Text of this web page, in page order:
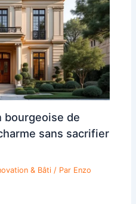
bourgeoise de
sans sacrifier
& Bâti / Par Enzo